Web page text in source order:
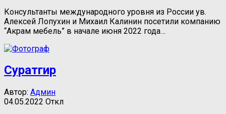
Консультанты международного уровня из России ув.
Алексей Лопухин и Михаил Калинин посетили компанию
“Акрам мебель” в начале июня 2022 года…
Суратгир
Автор: Админ
04.05.2022 Откл